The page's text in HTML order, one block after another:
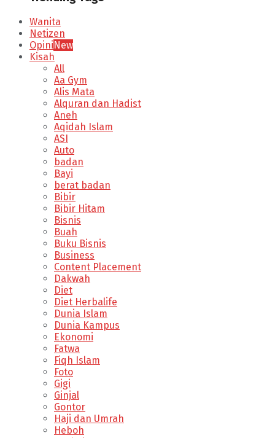
Wanita
Netizen
OpiniNew
Kisah
All
Aa Gym
Alis Mata
Alquran dan Hadist
Aneh
Aqidah Islam
ASI
Auto
badan
Bayi
berat badan
Bibir
Bibir Hitam
Bisnis
Buah
Buku Bisnis
Business
Content Placement
Dakwah
Diet
Diet Herbalife
Dunia Islam
Dunia Kampus
Ekonomi
Fatwa
Fiqh Islam
Foto
Gigi
Ginjal
Gontor
Haji dan Umrah
Heboh